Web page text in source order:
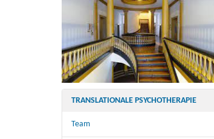
TRANSLATIONALE PSYCHOTHERAPIE
Team